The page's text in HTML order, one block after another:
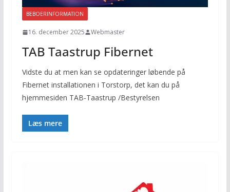
BEBOERINFORMATION
16. december 2025 Webmaster
TAB Taastrup Fibernet
Vidste du at men kan se opdateringer løbende på
Fibernet installationen i Torstorp, det kan du på
hjemmesiden TAB-Taastrup /Bestyrelsen
Læs mere